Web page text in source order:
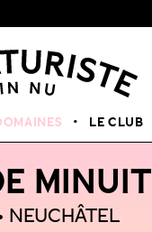
LE CLUB
MINUIT
NEUCHÂTEL